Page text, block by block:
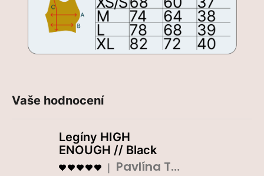
Vaše hodnocení
Legíny HIGH
ENOUGH // Black
Hodnocení produktu je 5 z 5 hvězdiček.
Pavlína Tláskalová